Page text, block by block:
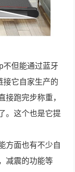
不但能通过蓝牙
接它自家生产的
接跑完步称重，
。这个也是它提
方面也有不少自
减震的功能等